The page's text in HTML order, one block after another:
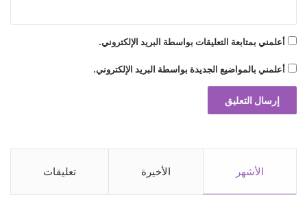
أعلمني بمتابعة التعليقات بواسطة البريد الإلكتروني.
أعلمني بالمواضيع الجديدة بواسطة البريد الإلكتروني.
الأشهر الأخيرة تعليقات